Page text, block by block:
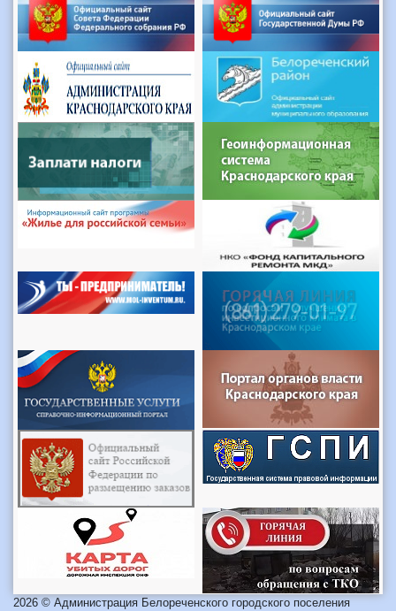
2026 © Администрация Белореченского городского поселения